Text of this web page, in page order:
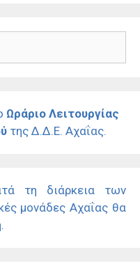
Ωράριο Λειτουργίας
της Δ.Δ.Ε. Αχαΐας.
τη διάρκεια των
μονάδες Αχαΐας θα
.